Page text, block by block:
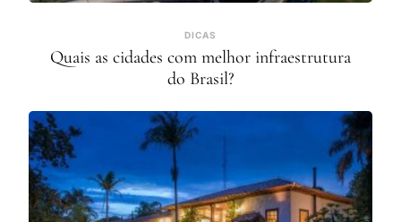
DICAS
Quais as cidades com melhor infraestrutura
do Brasil?